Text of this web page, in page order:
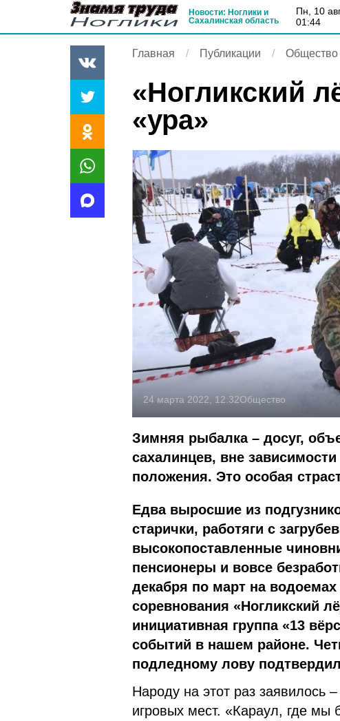
Новости: Ноглики и
Сахалинская область
пн, 10
01:44
Главная Публикации Общество
«Ногликский
«ура»
24 марта 2022, 12:32Общество
Зимняя рыбалка – досуг,
сахалинцев, вне
положения. Это особая
Едва выросшие из
старички, работяги с
высокопоставленные
пенсионеры и вовсе
декабря по март на
соревнования «Ногликский
инициативная группа «13
событий в нашем районе.
подледному лову
Народу на этот раз заявилось
игровых мест. «Караул, где